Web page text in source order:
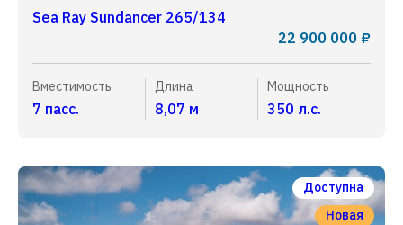
Sea Ray Sundancer 265/134
22 900 000 ₽
Вместимость
7 пасс.
Длина
8,07 м
Мощность
350 л.с.
Доступна
Новая